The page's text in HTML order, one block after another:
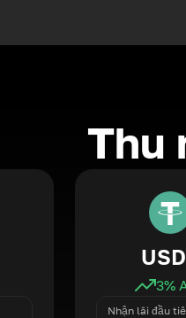
Thu
3%
Nhận lãi đầu